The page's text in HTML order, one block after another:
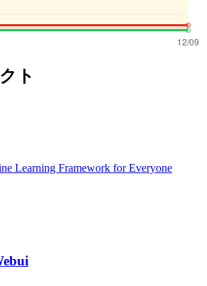
ト
Learning Framework for Everyone